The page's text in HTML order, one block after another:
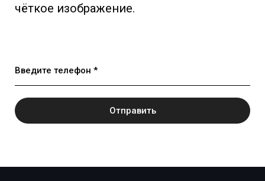
чёткое изображение.
Введите телефон *
Отправить